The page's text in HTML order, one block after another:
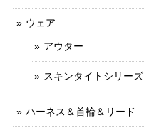
ウェア
アウター
スキンタイトシリーズ
ハーネス＆首輪＆リード